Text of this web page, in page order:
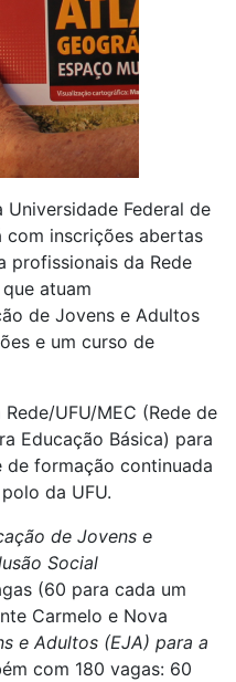
Federal de
com inscrições abertas
profissionais da Rede
atuam
de Jovens e Adultos
e um curso de
UFU/MEC (Rede de
Educação Básica) para
de formação continuada
da UFU.
de Jovens e
Social
(60 para cada um
Carmelo e Nova
e Adultos (EJA) para a
com 180 vagas: 60